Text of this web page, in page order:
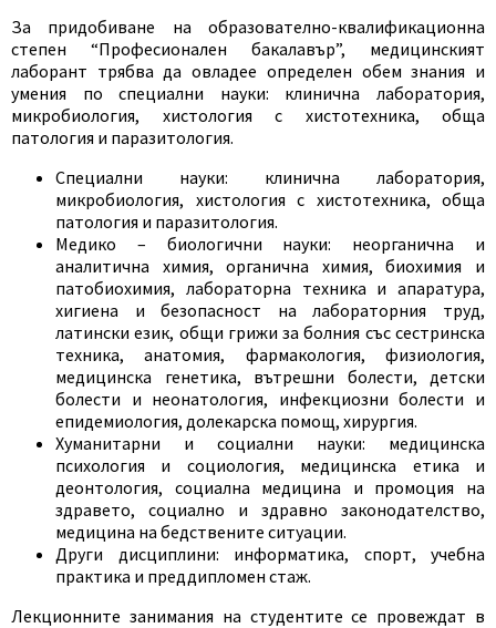
За придобиване на образователно-квалификационна
степен “Професионален бакалавър”, медицинският
лаборант трябва да овладее определен обем знания и
умения по специални науки: клинична лаборатория,
микробиология, хистология с хистотехника, обща
патология и паразитология.
Специални науки: клинична лаборатория,
микробиология, хистология с хистотехника, обща
патология и паразитология.
Медико – биологични науки: неорганична и
аналитична химия, органична химия, биохимия и
патобиохимия, лабораторна техника и апаратура,
хигиена и безопасност на лабораторния труд,
латински език, общи грижи за болния със сестринска
техника, анатомия, фармакология, физиология,
медицинска генетика, вътрешни болести, детски
болести и неонатология, инфекциозни болести и
епидемиология, долекарска помощ, хирургия.
Хуманитарни и социални науки: медицинска
психология и социология, медицинска етика и
деонтология, социална медицина и промоция на
здравето, социално и здравно законодателство,
медицина на бедствените ситуации.
Други дисциплини: информатика, спорт, учебна
практика и преддипломен стаж.
Лекционните занимания на студентите се провеждат в